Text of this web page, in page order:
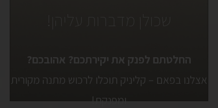
שכולן מדברות עליהן!​
החלטתם לפנק את יקירתכם? אהובכם?
אצלנו בפאם – קליניק תוכלו לרכוש מתנה מקורית
ומפנקת!